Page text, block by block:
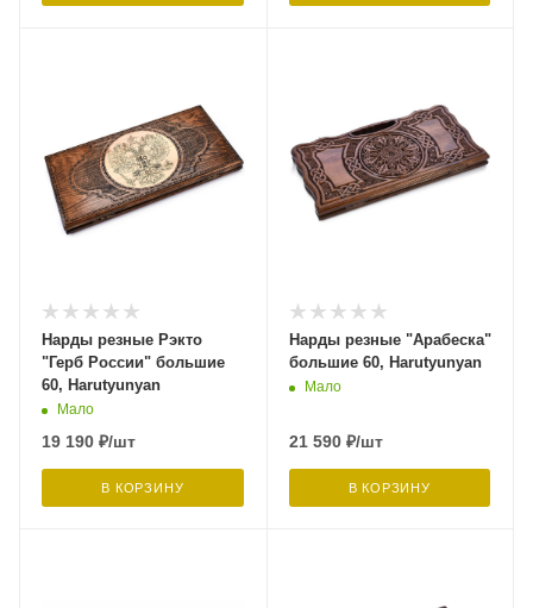
Нарды резные Рэкто
"Герб России" большие
60, Harutyunyan
Мало
19 190 ₽/шт
В КОРЗИНУ
Нарды резные "Арабеска"
большие 60, Harutyunyan
Мало
21 590₽/шт
В КОРЗИНУ